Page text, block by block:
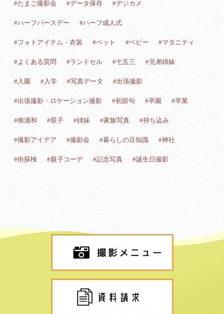
#たまご撮影会 #データ保存 #デジカメ
#ハーフバースデー #ハーフ成人式
#フォトアイテム・衣装 #ペット #ベビー #マタニティ
#よくある質問 #ランドセル #七五三 #兄弟姉妹
#入園 #入学 #写真データ #出張撮影
#出張撮影・ロケーション撮影 #初節句 #卒園 #卒業
#南浦和 #双子 #姉妹 #家族写真 #持ち込み
#撮影アイデア #撮影会 #暮らしの豆知識 #神社
#街探検 #親子コーデ #記念写真 #誕生日撮影